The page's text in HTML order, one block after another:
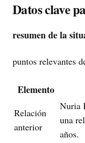
Datos clave
resumen de la
puntos relevantes
Elemento
Relación
anterior
Nuria
una
años.